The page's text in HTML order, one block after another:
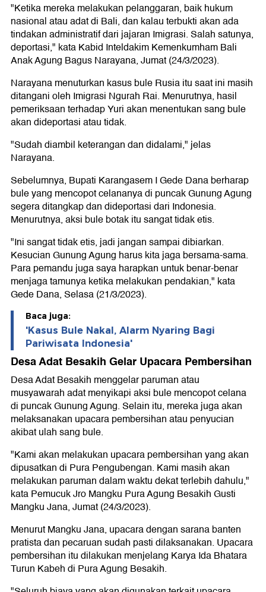
"Ketika mereka melakukan pelanggaran, baik hukum
nasional atau adat di Bali, dan kalau terbukti akan ada
tindakan administratif dari jajaran Imigrasi. Salah satunya,
deportasi," kata Kabid Inteldakim Kemenkumham Bali
Anak Agung Bagus Narayana, Jumat (24/3/2023).
Narayana menuturkan kasus bule Rusia itu saat ini masih
ditangani oleh Imigrasi Ngurah Rai. Menurutnya, hasil
pemeriksaan terhadap Yuri akan menentukan sang bule
akan dideportasi atau tidak.
"Sudah diambil keterangan dan didalami," jelas
Narayana.
Sebelumnya, Bupati Karangasem I Gede Dana berharap
bule yang mencopot celananya di puncak Gunung Agung
segera ditangkap dan dideportasi dari Indonesia.
Menurutnya, aksi bule botak itu sangat tidak etis.
"Ini sangat tidak etis, jadi jangan sampai dibiarkan.
Kesucian Gunung Agung harus kita jaga bersama-sama.
Para pemandu juga saya harapkan untuk benar-benar
menjaga tamunya ketika melakukan pendakian," kata
Gede Dana, Selasa (21/3/2023).
Baca juga:
'Kasus Bule Nakal, Alarm Nyaring Bagi
Pariwisata Indonesia'
Desa Adat Besakih Gelar Upacara Pembersihan
Desa Adat Besakih menggelar paruman atau
musyawarah adat menyikapi aksi bule mencopot celana
di puncak Gunung Agung. Selain itu, mereka juga akan
melaksanakan upacara pembersihan atau penyucian
akibat ulah sang bule.
"Kami akan melakukan upacara pembersihan yang akan
dipusatkan di Pura Pengubengan. Kami masih akan
melakukan paruman dalam waktu dekat terlebih dahulu,"
kata Pemucuk Jro Mangku Pura Agung Besakih Gusti
Mangku Jana, Jumat (24/3/2023).
Menurut Mangku Jana, upacara dengan sarana banten
pratista dan pecaruan sudah pasti dilaksanakan. Upacara
pembersihan itu dilakukan menjelang Karya Ida Bhatara
Turun Kabeh di Pura Agung Besakih.